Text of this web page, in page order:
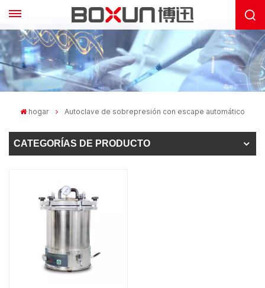
hogar Autoclave de sobrepresión con escape automático
CATEGORÍAS DE PRODUCTO